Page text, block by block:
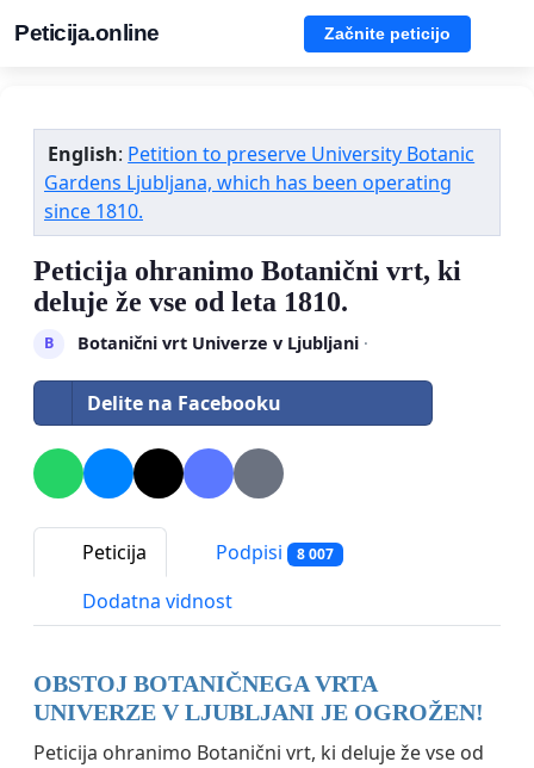
Peticija.online Začnite peticijo
English: Petition to preserve University Botanic
Gardens Ljubljana, which has been operating
since 1810.
Peticija ohranimo Botanični vrt, ki
deluje že vse od leta 1810.
B Botanični vrt Univerze v Ljubljani·
Delite na Facebooku
Peticija Podpisi 8 007
Dodatna vidnost
OBSTOJ BOTANIČNEGA VRTA
UNIVERZE V LJUBLJANI JE OGROŽEN!
Peticija ohranimo Botanični vrt, ki deluje že vse od